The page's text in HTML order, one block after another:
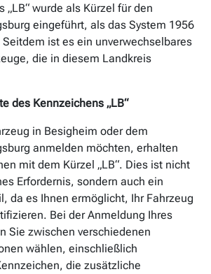
„LB“ wurde als Kürzel für den
eingeführt, als das System 1956
ist es ein unverwechselbares
die in diesem Landkreis
des Kennzeichens „LB“
in Besigheim oder dem
anmelden möchten, erhalten
mit dem Kürzel „LB“. Dies ist nicht
Erfordernis, sondern auch ein
da es Ihnen ermöglicht, Ihr Fahrzeug
Bei der Anmeldung Ihres
Sie zwischen verschiedenen
wählen, einschließlich
die zusätzliche